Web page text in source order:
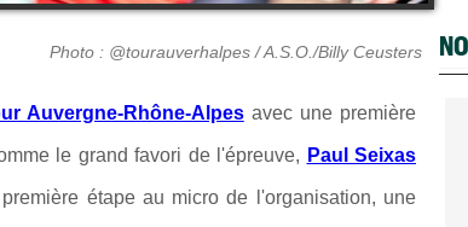
Photo : @tourauverhalpes / A.S.O./Billy Ceusters
Auvergne-Rhône-Alpesavec une première
le grand favori de l'épreuve, Paul Seixas
étape au micro de l'organisation, une